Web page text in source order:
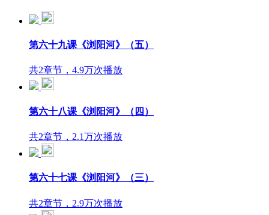
第六十九课《浏阳河》（五）
共2章节，4.9万次播放
第六十八课《浏阳河》（四）
共2章节，2.1万次播放
第六十七课《浏阳河》（三）
共2章节，2.9万次播放